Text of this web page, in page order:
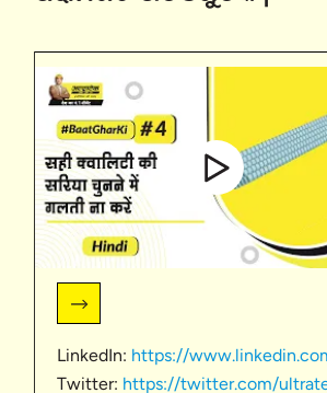
Twitter: https://twitter.com/
LinkedIn: https://